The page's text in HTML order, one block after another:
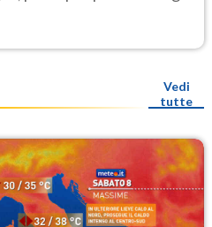
Vedi
tutte